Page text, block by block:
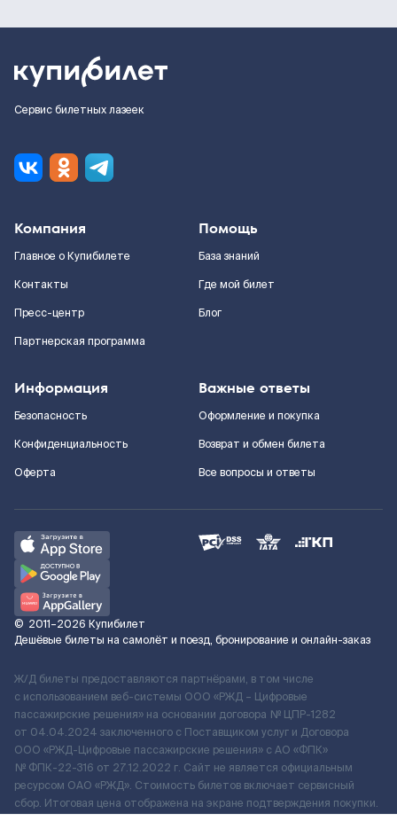
Сервис билетных лазеек
Компания
Главное о Купибилете
Контакты
Пресс-центр
Партнерская программа
Помощь
База знаний
Где мой билет
Блог
Информация
Безопасность
Конфиденциальность
Оферта
Важные ответы
Оформление и покупка
Возврат и обмен билета
Все вопросы и ответы
© 2011–2026 Купибилет
Дешёвые билеты на самолёт и поезд, бронирование и онлайн-заказ
Ж/Д билеты предоставляются партнёрами, в том числе
с использованием веб-системы ООО «РЖД – Цифровые
пассажирские решения» на основании договора № ЦПР-1282
от 04.04.2024 заключенного с Поставщиком услуг и Договора
ООО «РЖД-Цифровые пассажирские решения» c АО «ФПК»
№ ФПК-22-316 от 27.12.2022 г. Сайт не является официальным
ресурсом ОАО «РЖД». Стоимость билетов включает сервисный
сбор. Итоговая цена отображена на экране подтверждения покупки.